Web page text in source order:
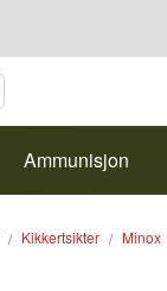
Ammunisjon
Kikkertsikter Minox